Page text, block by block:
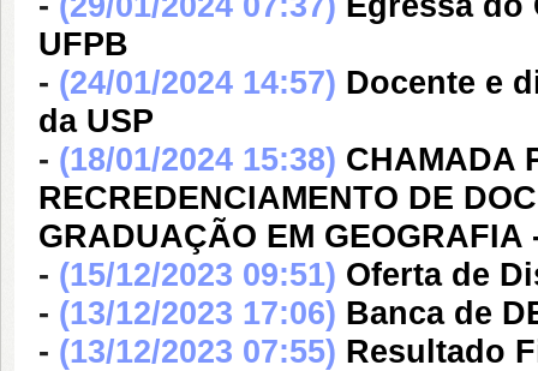
UFPB
- (24/01/2024 14:57) Docente e
da USP
- (18/01/2024 15:38) CHAMADA
RECREDENCIAMENTO DE
GRADUAÇÃO EM GEOGRAFIA
- (15/12/2023 09:51) Oferta de
- (13/12/2023 17:06) Banca de
- (13/12/2023 07:55) Resultado